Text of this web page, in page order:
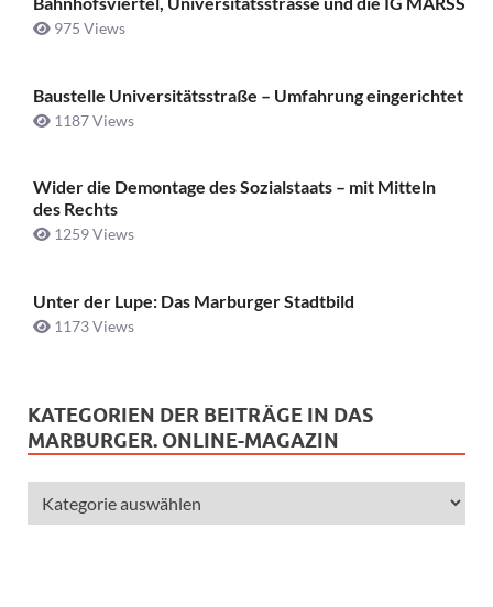
975 Views
Baustelle Universitätsstraße ­– Umfahrung eingerichtet
1187 Views
Wider die Demontage des Sozialstaats – mit Mitteln
des Rechts
1259 Views
Unter der Lupe: Das Marburger Stadtbild
1173 Views
KATEGORIEN DER BEITRÄGE IN DAS
MARBURGER. ONLINE-MAGAZIN